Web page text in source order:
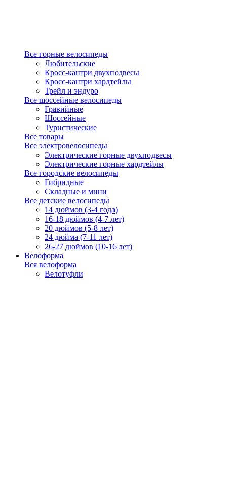
Все горные велосипеды
Любительские
Кросс-кантри двухподвесы
Кросс-кантри хардтейлы
Трейл и эндуро
Все шоссейные велосипеды
Гравийные
Шоссейные
Туристические
Все товары
Все электровелосипеды
Электрические горные двухподвесы
Электрические горные хардтейлы
Все городские велосипеды
Гибридные
Складные и мини
Все детские велосипеды
14 дюймов (3-4 года)
16-18 дюймов (4-7 лет)
20 дюймов (5-8 лет)
24 дюйма (7-11 лет)
26-27 дюймов (10-16 лет)
Велоформа
Вся велоформа
Велотуфли